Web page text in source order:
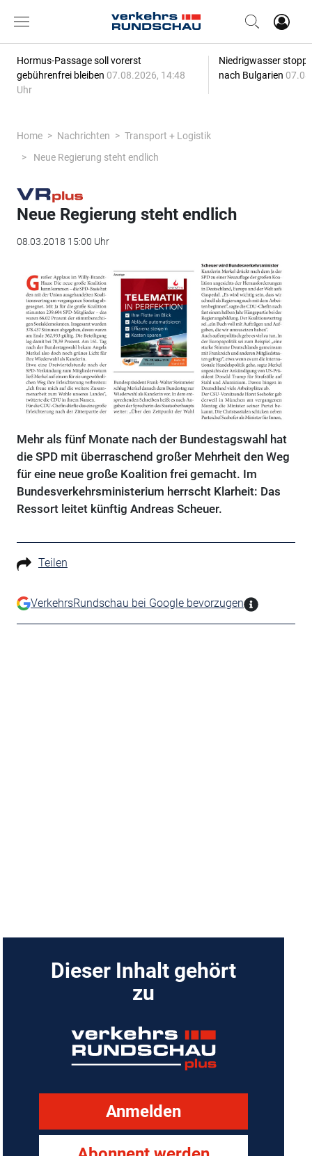
Hormus-Passage soll vorerst
gebührenfrei bleiben 07.08.2026, 14:48
Uhr
Niedrigwasser
nach Bulgarien
Home Nachrichten
Transport + Logistik
Neue Regierung steht endlich
Neue Regierung steht endlich
08.03.2018 15:00 Uhr
Mehr als fünf Monate nach der Bundestagswahl hat
die SPD mit überraschend großer Mehrheit den Weg
für eine neue große Koalition frei gemacht. Im
Bundesverkehrsministerium herrscht Klarheit: Das
Ressort leitet künftig Andreas Scheuer.
Teilen
VerkehrsRundschau bei Google bevorzugen
Dieser Inhalt gehört
zu
Anmelden